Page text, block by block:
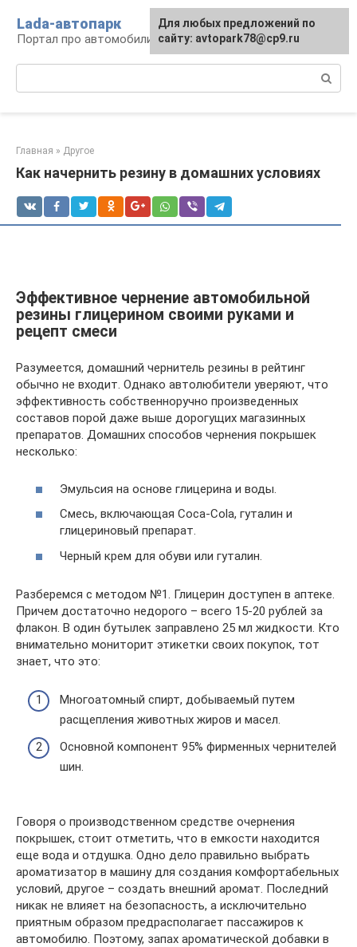
контенту
Lada-автопарк
Портал про автомобили Lada
Главная » Другое
Как начернить резину в домашних условиях
Эффективное чернение автомобильной
резины глицерином своими руками и
рецепт смеси
Разумеется, домашний чернитель резины в рейтинг
обычно не входит. Однако автолюбители уверяют, что
эффективность собственноручно произведенных
составов порой даже выше дорогущих магазинных
препаратов. Домашних способов чернения покрышек
несколько:
Эмульсия на основе глицерина и воды.
Смесь, включающая Coca-Cola, гуталин и
глицериновый препарат.
Черный крем для обуви или гуталин.
Разберемся с методом №1. Глицерин доступен в аптеке.
Причем достаточно недорого – всего 15-20 рублей за
флакон. В один бутылек заправлено 25 мл жидкости. Кто
внимательно мониторит этикетки своих покупок, тот
знает, что это:
Многоатомный спирт, добываемый путем
расщепления животных жиров и масел.
Основной компонент 95% фирменных чернителей
шин.
Говоря о производственном средстве очернения
покрышек, стоит отметить, что в емкости находится
еще вода и отдушка. Одно дело правильно выбрать
ароматизатор в машину для создания комфортабельных
условий, другое – создать внешний аромат. Последний
никак не влияет на безопасность, а исключительно
приятным образом предрасполагает пассажиров к
автомобилю. Поэтому, запах ароматической добавки в
Для любых предложений по
сайту: avtopark78@cp9.ru